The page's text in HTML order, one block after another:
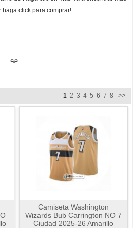
haga click para comprar!
1 2 3 4 5 6 7 8 >>
Camiseta Washington
Wizards Bub Carrington NO 7
Ciudad 2025-26 Amarillo